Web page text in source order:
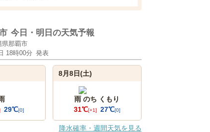
今日・明日の天気予報
県那覇市
18時00分 発表
29℃[0]
8月8日(土)
雨 のち くもり
31℃[+1] 27℃[0]
降水確率・週間天気を見る